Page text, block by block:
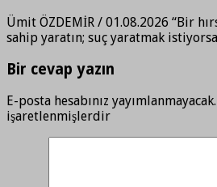
Ümit ÖZDEMİR / 01.08.2026 “Bir
sahip yaratın; suç yaratmak
Bir cevap yazın
E-posta hesabınız yayımlanmayacak.
işaretlenmişlerdir